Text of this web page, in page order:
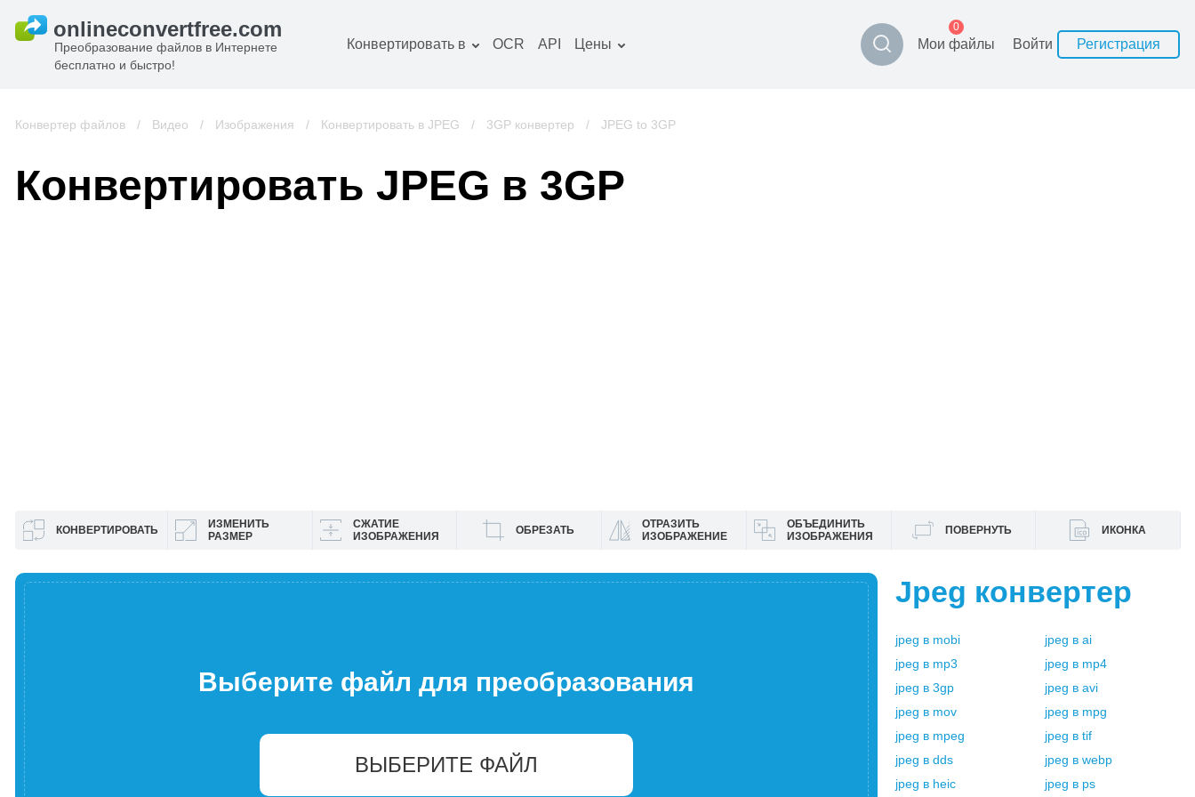
Преобразование файлов в Интернете
бесплатно и быстро!
Конвертировать в
конвертер
Книги конвертер
OCR API Цены Мои файлы
0
Войти Регистрация
Конвертер файлов / Видео / Изображения / Конвертировать в JPEG / 3GP конвертер / JPEG to 3GP
Конвертировать JPEG в 3GP
КОНВЕРТИРОВАТЬ
ИЗМЕНИТЬ
РАЗМЕР
СЖАТИЕ
ИЗОБРАЖЕНИЯ
ОБРЕЗАТЬ
ОТРАЗИТЬ
ИЗОБРАЖЕНИЕ
ОБЪЕДИНИТЬ
ИЗОБРАЖЕНИЯ
ПОВЕРНУТЬ ИКОНКА
Выберите файл для преобразования
ВЫБЕРИТЕ ФАЙЛ
Jpeg конвертер
jpeg в mobi jpeg в ai
jpeg в mp3 jpeg в mp4
jpeg в 3gp jpeg в avi
jpeg в mov jpeg в mpg
jpeg в mpeg jpeg в tif
jpeg в dds jpeg в webp
jpeg в heic jpeg в ps